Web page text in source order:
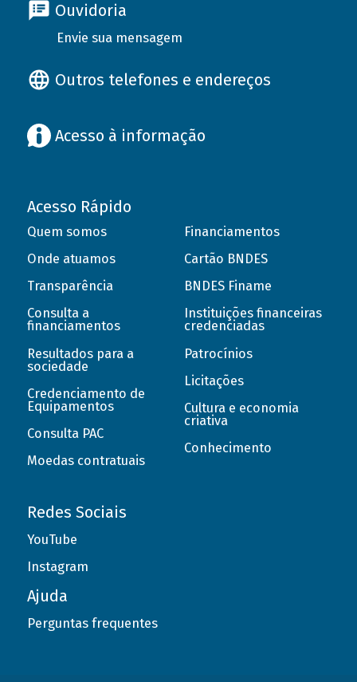
Ouvidoria
Envie sua mensagem
Outros telefones e endereços
Acesso à informação
Acesso Rápido
Quem somos
Onde atuamos
Transparência
Consulta a
financiamentos
Resultados para a
sociedade
Credenciamento de
Equipamentos
Consulta PAC
Moedas contratuais
Financiamentos
Cartão BNDES
BNDES Finame
Instituições financeiras
credenciadas
Patrocínios
Licitações
Cultura e economia
criativa
Conhecimento
Redes Sociais
YouTube
Instagram
Ajuda
Perguntas frequentes